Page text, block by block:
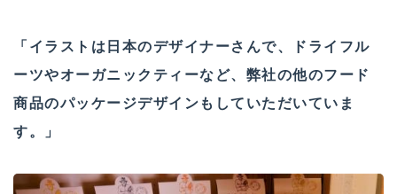
「イラストは日本のデザイナーさんで、ドライフル
ーツやオーガニックティーなど、弊社の他のフード
商品のパッケージデザインもしていただいていま
す。」